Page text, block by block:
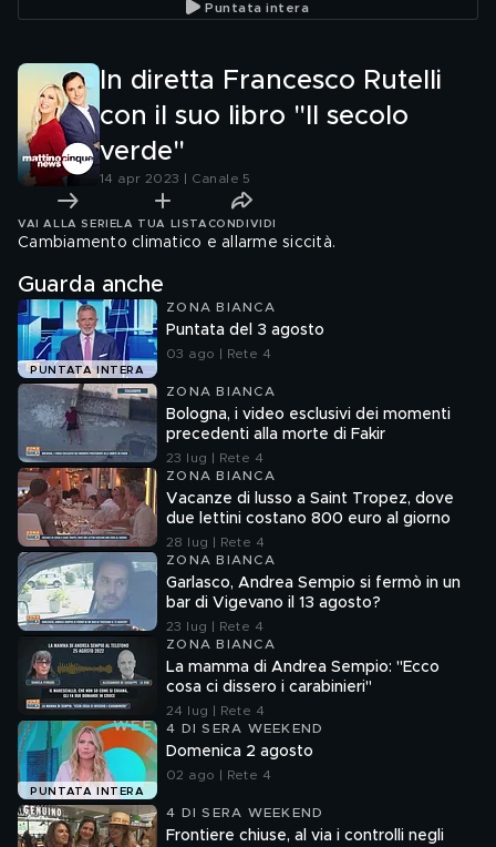
Puntata intera
In diretta Francesco Rutelli
con il suo libro "Il secolo
verde"
14 apr 2023 | Canale 5
VAI ALLA SERIE LA TUA LISTA CONDIVIDI
Cambiamento climatico e allarme siccità.
Guarda anche
PUNTATA INTERA
ZONA BIANCA
Puntata del 3 agosto
03 ago | Rete 4
ZONA BIANCA
Bologna, i video esclusivi dei momenti
precedenti alla morte di Fakir
23 lug | Rete 4
ZONA BIANCA
Vacanze di lusso a Saint Tropez, dove
due lettini costano 800 euro al giorno
28 lug | Rete 4
ZONA BIANCA
Garlasco, Andrea Sempio si fermò in un
bar di Vigevano il 13 agosto?
23 lug | Rete 4
ZONA BIANCA
La mamma di Andrea Sempio: "Ecco
cosa ci dissero i carabinieri"
24 lug | Rete 4
PUNTATA INTERA
4 DI SERA WEEKEND
Domenica 2 agosto
02 ago | Rete 4
4 DI SERA WEEKEND
Frontiere chiuse, al via i controlli negli